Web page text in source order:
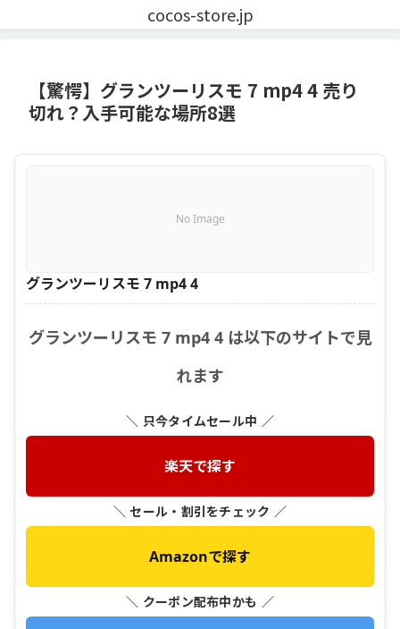
cocos-store.jp
【驚愕】グランツーリスモ 7 mp4 4 売り
切れ？入手可能な場所8選
No Image
グランツーリスモ 7 mp4 4
グランツーリスモ 7 mp4 4 は以下のサイトで見
れます
＼ 只今タイムセール中 ／
楽天で探す
＼ セール・割引をチェック ／
Amazonで探す
＼ クーポン配布中かも ／